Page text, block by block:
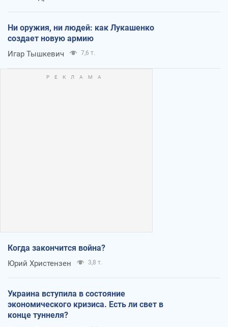
Ни оружия, ни людей: как Лукашенко
создает новую армию
Игар Тышкевич 7,6 т.
Когда закончится война?
Юрий Христензен 3,8 т.
Украина вступила в состояние
экономического кризиса. Есть ли свет в
конце туннеля?